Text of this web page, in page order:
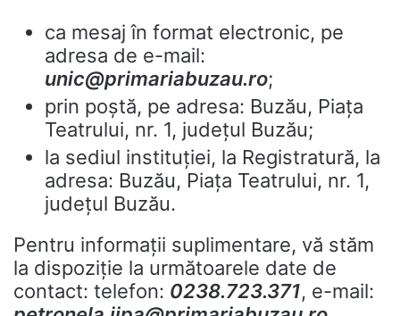
ca mesaj în format electronic, pe
adresa de e-mail:
unic@primariabuzau.ro;
prin poştă, pe adresa: Buzău, Piața
Teatrului, nr. 1, județul Buzău;
la sediul instituţiei, la Registratură, la
adresa: Buzău, Piața Teatrului, nr. 1,
județul Buzău.
Pentru informaţii suplimentare, vă stăm
la dispoziţie la următoarele date de
contact: telefon: 0238.723.371, e-mail: